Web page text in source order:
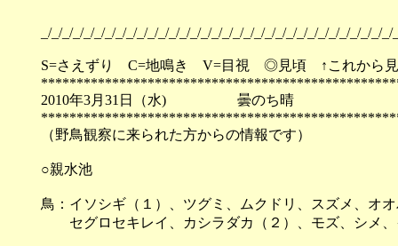
_/_/_/_/_/_/_/_/_/_/_/_/_/_/_/_/_/_/_/_/_/_/_/_/_/_/_/_/_/_/_/_/
S=さえずり C=地鳴き V=目視 ◎見頃 ↑これから
2010年3月31日（水) 曇の
（野鳥観察に来られた方からの情報です）
○親水池
鳥：イソシギ（１）、ツグミ、ムクドリ、スズメ、オ
セグロセキレイ、カシラダカ（２）、モズ、シメ、